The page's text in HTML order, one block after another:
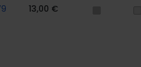
13,00 €